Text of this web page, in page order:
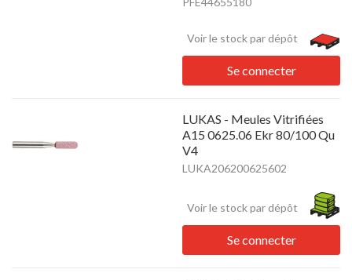
Voir le stock par dépôt
Se connecter
LUKAS - Meules Vitrifiées
A15 0625.06 Ekr 80/100 Qu
V4
LUKA206200625602
Voir le stock par dépôt
Se connecter